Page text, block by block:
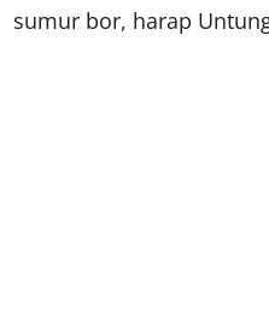
sumur bor, harap